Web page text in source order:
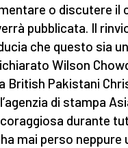
o discutere il
pubblicata. Il
che questo sia
Wilson
British Pakistani
di stampa
durante
mai perso neppure